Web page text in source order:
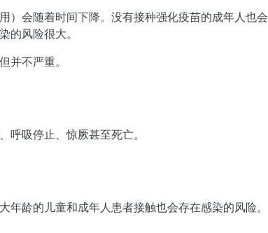
）会随着时间下降。没有接种强化疫苗的成年人也会
的风险很大。
并不严重。
吸停止、惊厥甚至死亡。
龄的儿童和成年人患者接触也会存在感染的风险。